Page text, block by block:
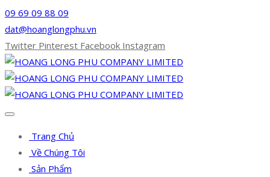
09 69 09 88 09
dat@hoanglongphu.vn
Twitter Pinterest Facebook Instagram
Trang Chủ
Về Chúng Tôi
Sản Phẩm